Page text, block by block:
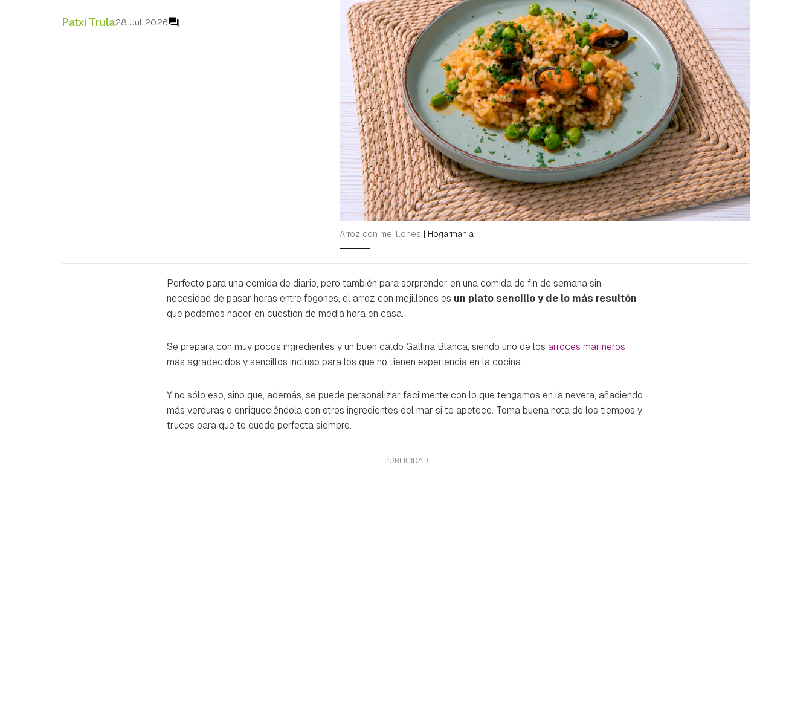
Patxi Trula28 Jul 2026
Arroz con mejillones | Hogarmania
Perfecto para una comida de diario, pero también para sorprender en una comida de fin de semana sin
necesidad de pasar horas entre fogones, el arroz con mejillones es un plato sencillo y de lo más resultón
que podemos hacer en cuestión de media hora en casa.
Se prepara con muy pocos ingredientes y un buen caldo Gallina Blanca, siendo uno de los arroces marineros
más agradecidos y sencillos incluso para los que no tienen experiencia en la cocina.
Y no sólo eso, sino que, además, se puede personalizar fácilmente con lo que tengamos en la nevera, añadiendo
más verduras o enriqueciéndola con otros ingredientes del mar si te apetece. Toma buena nota de los tiempos y
trucos para que te quede perfecta siempre.